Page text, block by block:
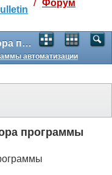
рекламы
/ Форум
Три основных Правила выбора программы автоматизации
автоматизации
программы